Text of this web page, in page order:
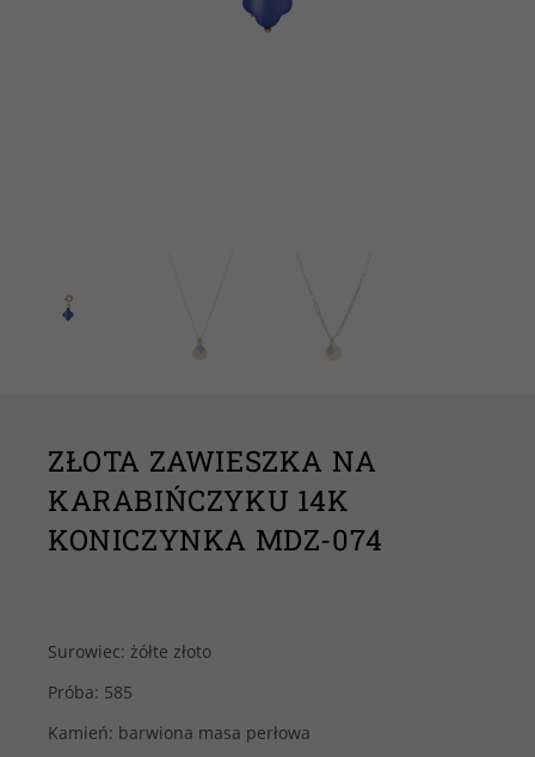
ZŁOTA ZAWIESZKA NA
KARABIŃCZYKU 14K
KONICZYNKA MDZ-074
Surowiec: żółte złoto
Próba: 585
Kamień: barwiona masa perłowa